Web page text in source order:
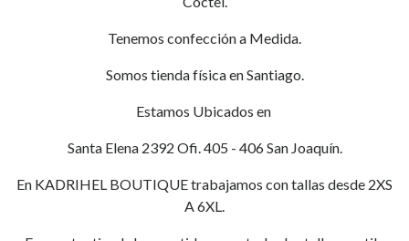
Tenemos confección a Medida.
Somos tienda física en Santiago.
Estamos Ubicados en
Santa Elena 2392 Ofi. 405 - 406 San Joaquín.
En KADRIHEL BOUTIQUE trabajamos con tallas desde 2XS
A 6XL.